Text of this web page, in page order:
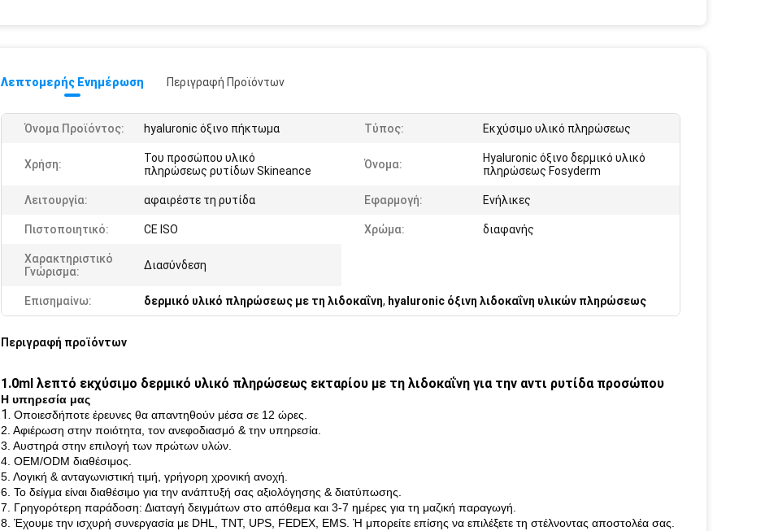
Λεπτομερής Ενημέρωση Περιγραφή Προϊόντων
Όνομα Προϊόντος: hyaluronic όξινο πήκτωμα Τύπος: Εκχύσιμο υλικό πληρώσεως
Χρήση:
Του προσώπου υλικό
πληρώσεως ρυτίδων Skineance
Όνομα:
Hyaluronic όξινο δερμικό υλικό
πληρώσεως Fosyderm
Λειτουργία: αφαιρέστε τη ρυτίδα Εφαρμογή: Ενήλικες
Πιστοποιητικό: CE ISO Χρώμα: διαφανής
Χαρακτηριστικό
Γνώρισμα:
Διασύνδεση
Επισημαίνω: δερμικό υλικό πληρώσεως με τη λιδοκαΐνη, hyaluronic όξινη λιδοκαΐνη υλικών πληρώσεως
Περιγραφή προϊόντων
1.0ml λεπτό εκχύσιμο δερμικό υλικό πληρώσεως εκταρίου με τη λιδοκαΐνη για την αντι ρυτίδα προσώπου
Η υπηρεσία μας
1. Οποιεσδήποτε έρευνες θα απαντηθούν μέσα σε 12 ώρες.
2. Αφιέρωση στην ποιότητα, τον ανεφοδιασμό & την υπηρεσία.
3. Αυστηρά στην επιλογή των πρώτων υλών.
4. OEM/ODM διαθέσιμος.
5. Λογική & ανταγωνιστική τιμή, γρήγορη χρονική ανοχή.
6. Το δείγμα είναι διαθέσιμο για την ανάπτυξή σας αξιολόγησης & διατύπωσης.
7. Γρηγορότερη παράδοση: Διαταγή δειγμάτων στο απόθεμα και 3-7 ημέρες για τη μαζική παραγωγή.
8. Έχουμε την ισχυρή συνεργασία με DHL, TNT, UPS, FEDEX, EMS. Ή μπορείτε επίσης να επιλέξετε τη στέλνοντας αποστολέα σας.